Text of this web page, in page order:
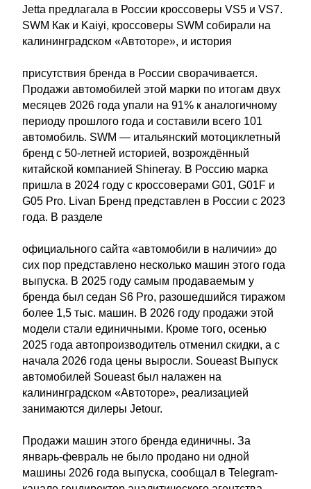
Jetta предлагала в России кроссоверы VS5 и VS7.
SWM Как и Kaiyi, кроссоверы SWM собирали на
калининградском «Автоторе», и история
присутствия бренда в России сворачивается.
Продажи автомобилей этой марки по итогам двух
месяцев 2026 года упали на 91% к аналогичному
периоду прошлого года и составили всего 101
автомобиль. SWM — итальянский мотоциклетный
бренд с 50-летней историей, возрождённый
китайской компанией Shineray. В Россию марка
пришла в 2024 году с кроссоверами G01, G01F и
G05 Pro. Livan Бренд представлен в России с 2023
года. В разделе
официального сайта «автомобили в наличии» до
сих пор представлено несколько машин этого года
выпуска. В 2025 году самым продаваемым у
бренда был седан S6 Pro, разошедшийся тиражом
более 1,5 тыс. машин. В 2026 году продажи этой
модели стали единичными. Кроме того, осенью
2025 года автопроизводитель отменил скидки, а с
начала 2026 года цены выросли. Soueast Выпуск
автомобилей Soueast был налажен на
калининградском «Автоторе», реализацией
занимаются дилеры Jetour.
Продажи машин этого бренда единичны. За
январь-февраль не было продано ни одной
машины 2026 года выпуска, сообщал в Telegram-